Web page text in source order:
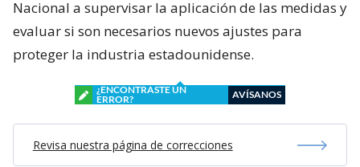
Nacional a supervisar la aplicación de las medidas y
evaluar si son necesarios nuevos ajustes para
proteger la industria estadounidense.
¿ENCONTRASTE UN
ERROR?
AVÍSANOS
Revisa nuestra página de correcciones